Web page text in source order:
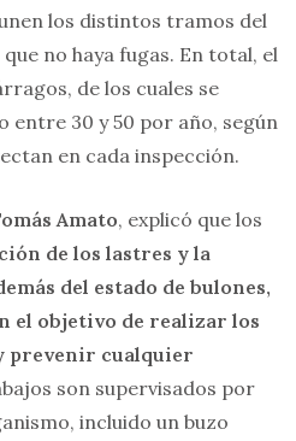
los distintos tramos del
no haya fugas. En total, el
de los cuales se
entre 30 y 50 por año, según
en cada inspección.
Amato, explicó que los
de los lastres y la
del estado de bulones,
el objetivo de realizar los
prevenir cualquier
son supervisados por
incluido un buzo